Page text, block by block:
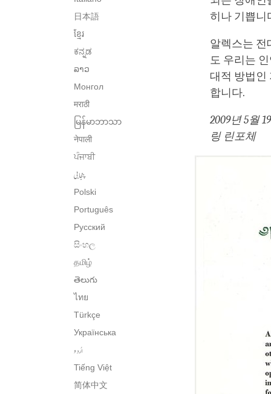
日本語
ខ្មែរ
ಕನ್ನಡ
ລາວ
Монгол
मराठी
မြန်မာဘာသာ
नेपाली
ਪੰਜਾਬੀ
پنجابی
Polski
Português
Русский
සිංහල
தமிழ்
తెలుగు
ไทย
Türkçe
Українська
اُردو
Tiếng Việt
简体中文
히나 기쁩니
알렉스는 전
도 우리는
대적 방법인
합니다.
2009년 5월
링 린포체